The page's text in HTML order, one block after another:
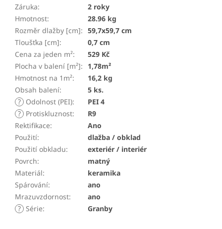
Záruka:
2 roky
Hmotnost:
28.96 kg
Rozměr dlažby [cm]: 59,7x59,7 cm
Tloušťka [cm]:
0,7 cm
Cena za jeden m²:
529 Kč
Plocha v balení [m²]:
1,78m²
Hmotnost na 1m²:
16,2 kg
Obsah balení:
5 ks.
? Odolnost (PEI):
PEI 4
? Protiskluznost:
R9
Rektifikace:
Ano
Použití:
dlažba / obklad
Použití obkladu:
exteriér / interiér
Povrch:
matný
Materiál:
keramika
Spárování:
ano
Mrazuvzdornost:
ano
? Série: Granby